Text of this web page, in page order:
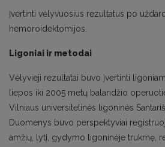
Įvertinti vėlyvuosius rezultatus po
hemoroidektomijos.
Ligoniai ir metodai
Vėlyvieji rezultatai buvo įvertinti
liepos iki 2005 metų balandžio
Vilniaus universitetinės ligoninės
Duomenys buvo perspektyviai
amžių, lytį, gydymo ligoninėje trukmę,